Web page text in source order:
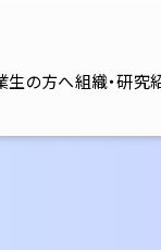
生の方へ組織・研究